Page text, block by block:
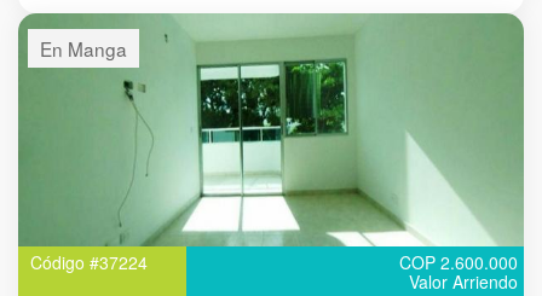
En Manga
Código #37224
COP 2.600.000
Valor Arriendo